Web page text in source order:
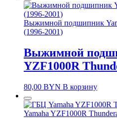
Выжимной подшипник
(1996-2001)
Выжимной
YZF1000R
80,00 BYN В корзину
Yamaha YZF1000R